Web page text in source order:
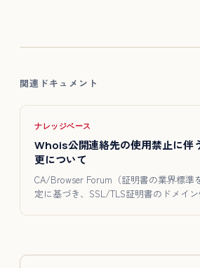
関連ドキュメント
ナレッジベース
Whois公開連絡先の使用禁止に伴
更について
CA/Browser Forum（証明書の業界標準
定に基づき、SSL/TLS証明書のドメイ